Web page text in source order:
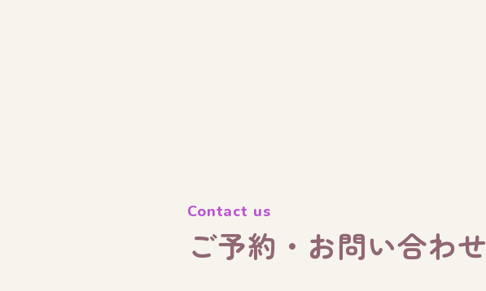
Contact us
ご予約・お問い合わせ